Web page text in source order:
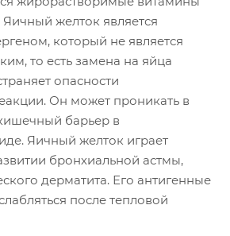
Яичный желток является
который не является
то есть замена на яйца
опасности
Он может проникать в
барьер в
Яичный желток играет
бронхиальной астмы,
дерматита. Его антигенные
после тепловой